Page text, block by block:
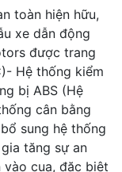
toàn hiện hữu,
xe dẫn động
được trang
Hệ thống kiểm
bị ABS (Hệ
cân bằng
sung hệ thống
tăng sự an
cua, đặc biệt